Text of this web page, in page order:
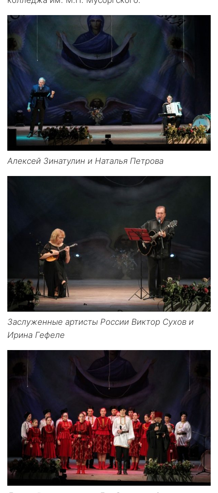
Алексей Зинатулин и Наталья Петрова
Заслуженные артисты России Виктор Сухов и
Ирина Гефеле